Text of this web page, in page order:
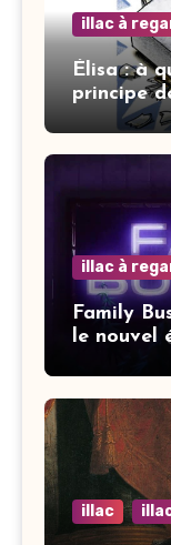
illac à
Élisa : à
principe
illac à
Family
le nouvel
illac